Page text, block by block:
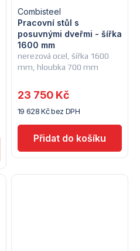
nerezová ocel, šířka 1600
mm, hloubka 700 mm
Pracovní stůl s
posuvnými dveřmi - šířka
1600 mm
Combisteel
19 628 Kč bez DPH
23 750 Kč